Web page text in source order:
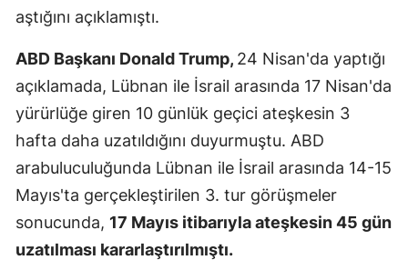
Sivas
Tekirdağ
Trabzon
aştığını açıklamıştı.
ABD Başkanı Donald Trump, 24 Nisan'da yaptığı
açıklamada, Lübnan ile İsrail arasında 17 Nisan'da
yürürlüğe giren 10 günlük geçici ateşkesin 3
hafta daha uzatıldığını duyurmuştu. ABD
arabuluculuğunda Lübnan ile İsrail arasında 14-15
Mayıs'ta gerçekleştirilen 3. tur görüşmeler
sonucunda, 17 Mayıs itibarıyla ateşkesin 45 gün
uzatılması kararlaştırılmıştı.